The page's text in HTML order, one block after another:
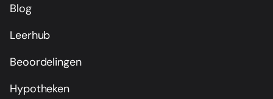
Blog
Leerhub
Beoordelingen
Hypotheken